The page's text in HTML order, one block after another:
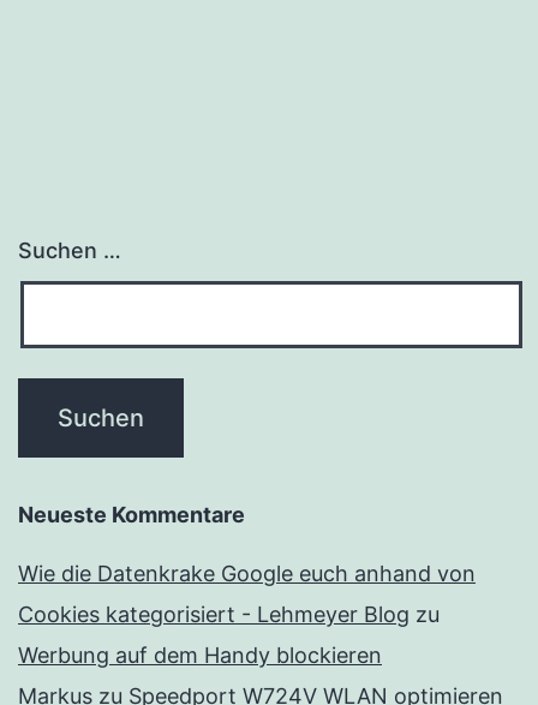
Suchen …
Neueste Kommentare
Wie die Datenkrake Google euch anhand von
Cookies kategorisiert - Lehmeyer Blog zu
Werbung auf dem Handy blockieren
Markus zu Speedport W724V WLAN optimieren